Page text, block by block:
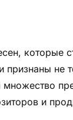
которые
признаны
и